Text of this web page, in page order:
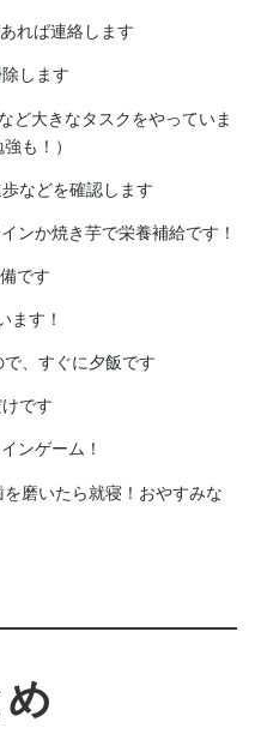
れば連絡します
します
ど大きなタスクをやっていま
も！）
などを確認します
ンか焼き芋で栄養補給です！
です
ます！
、すぐに夕飯です
です
ンゲーム！
磨いたら就寝！おやすみな